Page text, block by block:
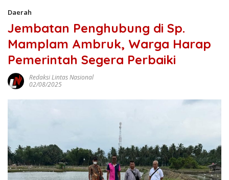
Daerah
Jembatan Penghubung di Sp.
Mamplam Ambruk, Warga Harap
Pemerintah Segera Perbaiki
Redaksi Lintas Nasional
02/08/2025